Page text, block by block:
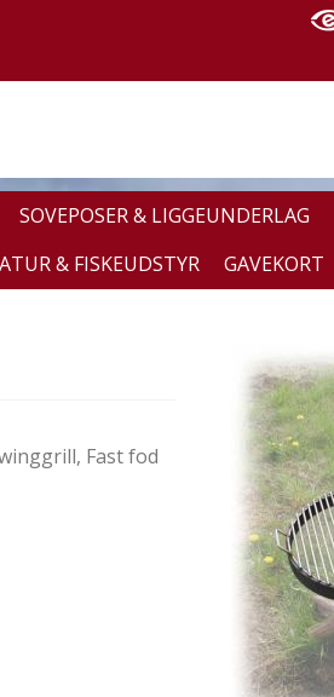
SOVEPOSER & LIGGEUNDERLAG
& FISKEUDSTYR GAVEKORT
Fast fod